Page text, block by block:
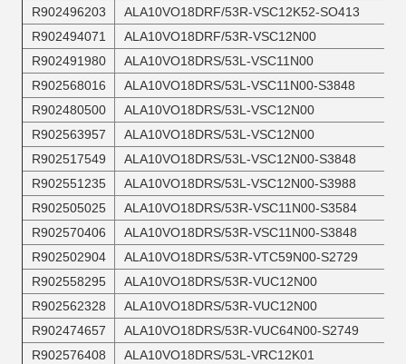
R902496203
ALA10VO18DRF/53R-VSC12K52-SO413
R902494071
ALA10VO18DRF/53R-VSC12N00
R902491980
ALA10VO18DRS/53L-VSC11N00
R902568016
ALA10VO18DRS/53L-VSC11N00-S3848
R902480500
ALA10VO18DRS/53L-VSC12N00
R902563957
ALA10VO18DRS/53L-VSC12N00
R902517549
ALA10VO18DRS/53L-VSC12N00-S3848
R902551235
ALA10VO18DRS/53L-VSC12N00-S3988
R902505025
ALA10VO18DRS/53R-VSC11N00-S3584
R902570406
ALA10VO18DRS/53R-VSC11N00-S3848
R902502904
ALA10VO18DRS/53R-VTC59N00-S2729
R902558295
ALA10VO18DRS/53R-VUC12N00
R902562328
ALA10VO18DRS/53R-VUC12N00
R902474657
ALA10VO18DRS/53R-VUC64N00-S2749
R902576408
ALA10VO18DRS/53L-VRC12K01